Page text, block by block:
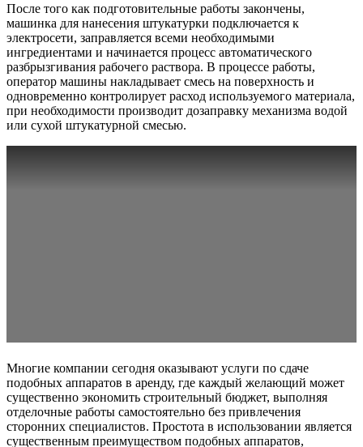
После того как подготовительные работы закончены,
машинка для нанесения штукатурки подключается к
электросети, заправляется всеми необходимыми
ингредиентами и начинается процесс автоматического
разбрызгивания рабочего раствора. В процессе работы,
оператор машины накладывает смесь на поверхность и
одновременно контролирует расход используемого материала,
при необходимости производит дозаправку механизма водой
или сухой штукатурной смесью.
Многие компании сегодня оказывают услуги по сдаче
подобных аппаратов в аренду, где каждый желающий может
существенно экономить строительный бюджет, выполняя
отделочные работы самостоятельно без привлечения
сторонних специалистов. Простота в использовании является
существенным преимуществом подобных аппаратов,